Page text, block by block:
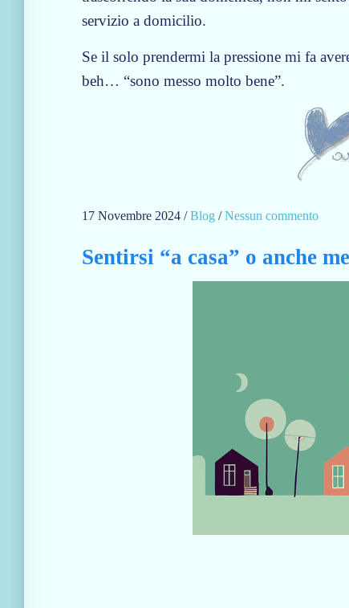
servizio a domicilio.
Se il solo prendermi la pressione mi fa
beh… “sono messo molto bene”.
17 Novembre 2024 /Blog /Nessun commento
D
i
i
Sentirsi “a casa” o anche